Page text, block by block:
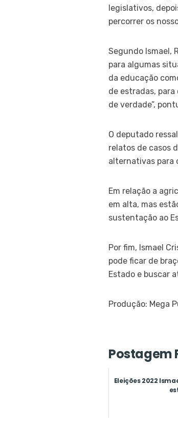
legislativos,
percorrer os
Segundo Ismael,
para algumas
da educação
de estradas,
de verdade”,
O deputado
relatos de casos
alternativas para
Em relação a
em alta, mas
sustentação ao
Por fim, Ismael
pode ficar de
Estado e buscar
Produção: Mega
Postagem
Eleições 2022